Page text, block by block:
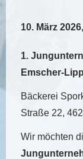
10. März
1.
Emscher-
Bäckerei
Straße 22,
Wir möchten